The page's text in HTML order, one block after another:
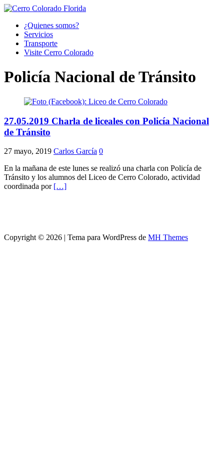
¿Quienes somos?
Servicios
Transporte
Visite Cerro Colorado
Policía Nacional de Tránsito
27.05.2019 Charla de liceales con Policía Nacional
de Tránsito
27 mayo, 2019 Carlos García 0
En la mañana de este lunes se realizó una charla con Policía de
Tránsito y los alumnos del Liceo de Cerro Colorado, actividad
coordinada por […]
Copyright © 2026 | Tema para WordPress de MH Themes